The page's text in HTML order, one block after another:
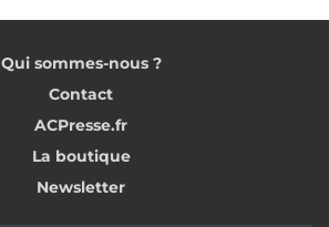
Qui sommes-nous ?
Contact
ACPresse.fr
La boutique
Newsletter